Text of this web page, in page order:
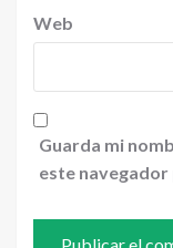
Web
Guarda mi
este navegador